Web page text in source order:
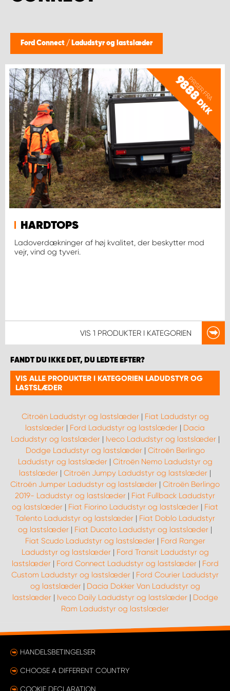
Ford Connect / Ladudstyr og lastslæder
PRISER FRA
9888
DKK
HARDTOPS
Ladoverdækninger af høj kvalitet, der beskytter mod
vejr, vind og tyveri.
VIS 1 PRODUKTER I KATEGORIEN
FANDT DU IKKE DET, DU LEDTE EFTER?
VIS ALLE PRODUKTER I KATEGORIEN LADUDSTYR OG
LASTSLÆDER
Citroën Ladudstyr og lastslæder| Fiat Ladudstyr og
lastslæder | Ford Ladudstyr og lastslæder | Dacia
Ladudstyr og lastslæder| Iveco Ladudstyr og lastslæder|
Dodge Ladudstyr og lastslæder| Citroën Berlingo
Ladudstyr og lastslæder| Citroën Nemo Ladudstyr og
lastslæder | Citroën Jumpy Ladudstyr og lastslæder |
Citroën Jumper Ladudstyr og lastslæder | Citroën Berlingo
2019- Ladudstyr og lastslæder | Fiat Fullback Ladudstyr
og lastslæder | Fiat Fiorino Ladudstyr og lastslæder | Fiat
Talento Ladudstyr og lastslæder| Fiat Doblo Ladudstyr
og lastslæder | Fiat Ducato Ladudstyr og lastslæder |
Fiat Scudo Ladudstyr og lastslæder| Ford Ranger
Ladudstyr og lastslæder| Ford Transit Ladudstyr og
lastslæder| Ford Connect Ladudstyr og lastslæder| Ford
Custom Ladudstyr og lastslæder | Ford Courier Ladudstyr
og lastslæder| Dacia Dokker Van Ladudstyr og
lastslæder| Iveco Daily Ladudstyr og lastslæder| Dodge
Ram Ladudstyr og lastslæder
HANDELSBETINGELSER
CHOOSE A DIFFERENT COUNTRY
COOKIE DECLARATION